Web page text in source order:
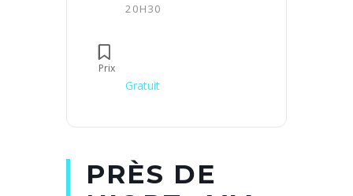
20H30
Prix
Gratuit
PRÈS DE